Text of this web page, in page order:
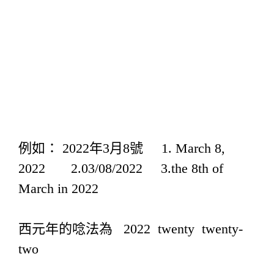
例如： 2022年3月8號 1. March 8,
2022 2.03/08/2022 3.the 8th of
March in 2022
西元年的唸法為 2022 twenty twenty-
two